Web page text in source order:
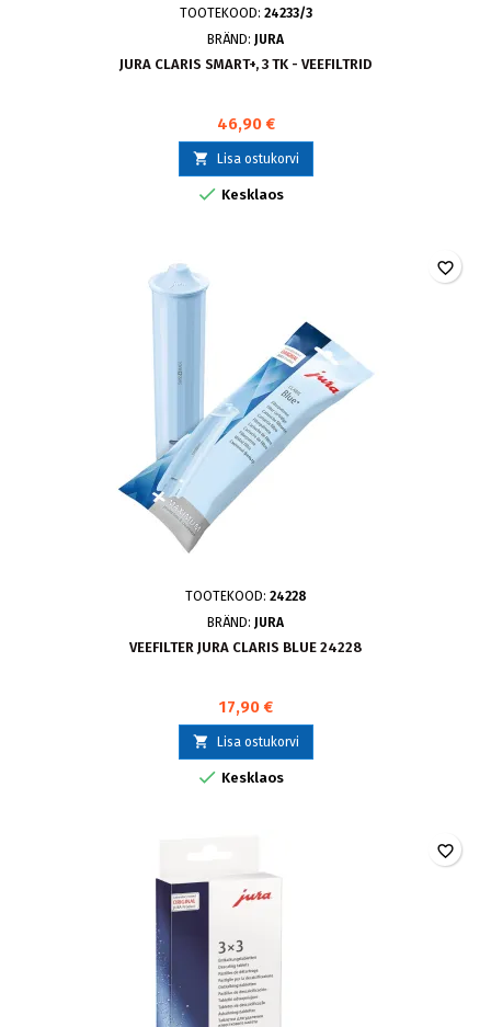
TOOTEKOOD: 24233/3
BRÄND: JURA
JURA CLARIS SMART+, 3 TK - VEEFILTRID
46,90 €
 Lisa ostukorvi
 Kesklaos
TOOTEKOOD: 24228
BRÄND: JURA
VEEFILTER JURA CLARIS BLUE 24228
17,90 €
 Lisa ostukorvi
 Kesklaos
favorite_border
favorite_border